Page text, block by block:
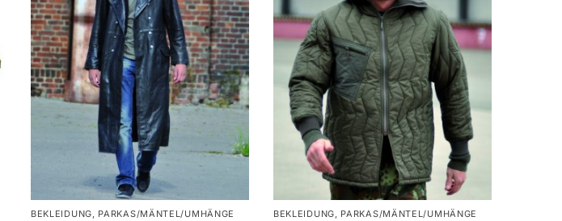
BEKLEIDUNG PARKAS/MÄNTEL/UMHÄNGE BEKLEIDUNG PARKAS/MÄNTEL/UMHÄNGE